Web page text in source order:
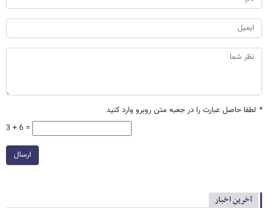
* لطفا حاصل عبارت را در جعبه متن روبرو وارد کنید
3 + 6 =
ارسال
آخرین اخبار